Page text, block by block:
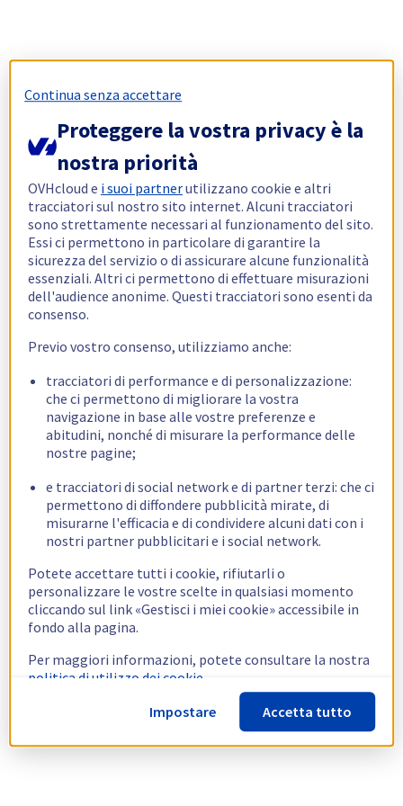
Continua senza accettare
Proteggere la vostra privacy è la
nostra priorità
OVHcloud e i suoi partnerutilizzano cookie e altri
tracciatori sul nostro sito internet. Alcuni tracciatori
sono strettamente necessari al funzionamento del sito.
Essi ci permettono in particolare di garantire la
sicurezza del servizio o di assicurare alcune funzionalità
essenziali. Altri ci permettono di effettuare misurazioni
dell'audience anonime. Questi tracciatori sono esenti da
consenso.
Previo vostro consenso, utilizziamo anche:
tracciatori di performance e di personalizzazione:
che ci permettono di migliorare la vostra
navigazione in base alle vostre preferenze e
abitudini, nonché di misurare la performance delle
nostre pagine;
e tracciatori di social network e di partner terzi: che ci
permettono di diffondere pubblicità mirate, di
misurarne l'efficacia e di condividere alcuni dati con i
nostri partner pubblicitari e i social network.
Potete accettare tutti i cookie, rifiutarli o
personalizzare le vostre scelte in qualsiasi momento
cliccando sul link «Gestisci i miei cookie» accessibile in
fondo alla pagina.
Per maggiori informazioni, potete consultare la nostra
politica di utilizzo dei cookie.
Impostare
Accetta tutto